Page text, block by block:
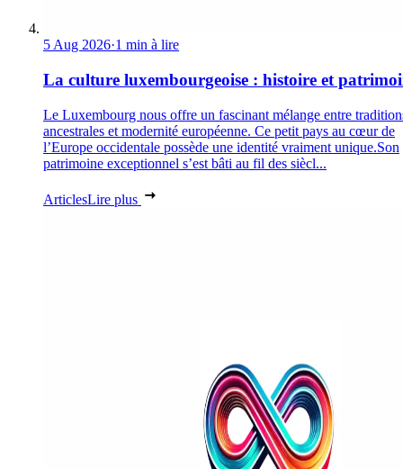
5 Aug 2026·1 min à lire
La culture luxembourgeoise : histoire et
Le Luxembourg nous offre un fascinant mélange entre
ancestrales et modernité européenne. Ce petit pays au cœur de
l’Europe occidentale possède une identité vraiment unique.Son
patrimoine exceptionnel s’est bâti au fil des siècl...
ArticlesLire plus